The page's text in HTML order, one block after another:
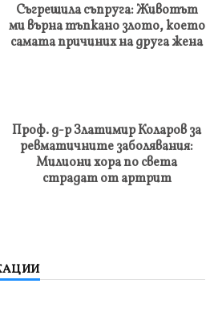
Съгрешила съпруга: Животът
ми върна тъпкано злото, което
самата причиних на друга жена
Проф. д-р Златимир Коларов за
ревматичните заболявания:
Милиони хора по света
страдат от артрит